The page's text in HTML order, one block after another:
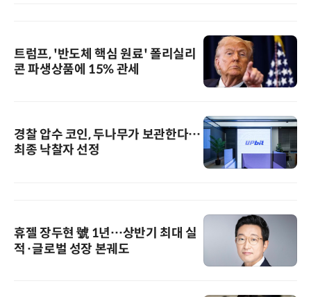
트럼프, '반도체 핵심 원료' 폴리실리
콘 파생상품에 15% 관세
경찰 압수 코인, 두나무가 보관한다…
최종 낙찰자 선정
휴젤 장두현 號 1년…상반기 최대 실
적·글로벌 성장 본궤도